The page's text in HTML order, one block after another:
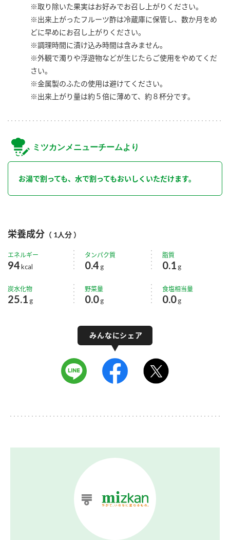
※取り除いた果実はお好みでお召し上がりください。
※出来上がったフルーツ酢は冷蔵庫に保管し、数か月をめ
どに早めにお召し上がりください。
※調理時間に漬け込み時間は含みません。
※外観で濁りや浮遊物などが生じたらご使用をやめてくだ
さい。
※金属製のふたの使用は避けてください。
※出来上がり量は約５倍に薄めて、約８杯分です。
ミツカンメニューチームより
お湯で割っても、水で割ってもおいしくいただけます。
栄養成分 （ 1人分 ）
エネルギー
94kcal
タンパク質
0.4 g
脂質
0.1 g
炭水化物
25.1 g
野菜量
0.0g
食塩相当量
0.0 g